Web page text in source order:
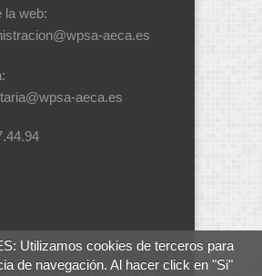
Utilizamos cookies de terceros para
de navegación. Al hacer click en "Si"
la web:
aeca.es
aeca.es